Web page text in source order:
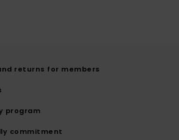
returns for members
program
commitment